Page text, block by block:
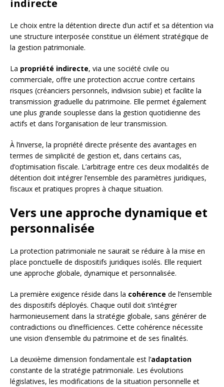
indirecte
Le choix entre la détention directe d’un actif et sa détention via
une structure interposée constitue un élément stratégique de
la gestion patrimoniale.
La propriété indirecte, via une société civile ou
commerciale, offre une protection accrue contre certains
risques (créanciers personnels, indivision subie) et facilite la
transmission graduelle du patrimoine. Elle permet également
une plus grande souplesse dans la gestion quotidienne des
actifs et dans l’organisation de leur transmission.
À l’inverse, la propriété directe présente des avantages en
termes de simplicité de gestion et, dans certains cas,
d’optimisation fiscale. L’arbitrage entre ces deux modalités de
détention doit intégrer l’ensemble des paramètres juridiques,
fiscaux et pratiques propres à chaque situation.
Vers une approche dynamique et
personnalisée
La protection patrimoniale ne saurait se réduire à la mise en
place ponctuelle de dispositifs juridiques isolés. Elle requiert
une approche globale, dynamique et personnalisée.
La première exigence réside dans la cohérence de l’ensemble
des dispositifs déployés. Chaque outil doit s’intégrer
harmonieusement dans la stratégie globale, sans générer de
contradictions ou d’inefficiences. Cette cohérence nécessite
une vision d’ensemble du patrimoine et de ses finalités.
La deuxième dimension fondamentale est l’adaptation
constante de la stratégie patrimoniale. Les évolutions
législatives, les modifications de la situation personnelle et